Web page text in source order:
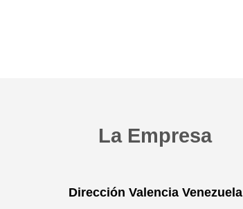
La Empresa
Dirección Valencia Venezuela